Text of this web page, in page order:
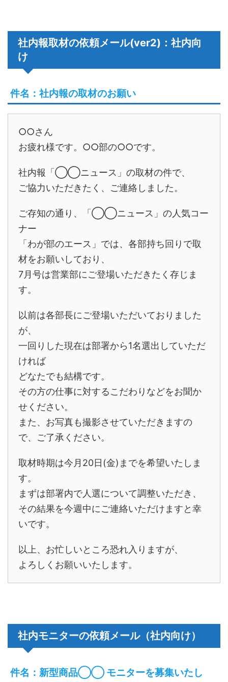
社内報取材の依頼メール(ver2)：社内向
け
件名：社内報の取材のお願い
○○さん
お疲れ様です。○○部の○○です。
社内報「◯◯ニュース」の取材の件で、
ご協力いただきたく、ご連絡しました。
ご存知の通り、「◯◯ニュース」の人気コー
ナー
「わが部のエース」では、各部持ち回りで取
材をお願いしており、
7月号は営業部にご登場いただきたく存じま
す。
以前は各部長にご登場いただいておりました
が、
一回りした現在は部署から1名選出していただ
ければ
どなたでも結構です。
その方の仕事に対するこだわりなどをお聞か
せください。
また、お写真も撮影させていただきますの
で、ご了承ください。
取材時期は今月20日(金)までを希望いたしま
す。
まずは部署内で人選について調整いただき、
その結果を今週中にご連絡いただけますと幸
いです。
以上、お忙しいところ恐れ入りますが、
よろしくお願いいたします。
社内モニターの依頼メール（社内向け）
件名：新型商品◯◯ モニターを募集いたし